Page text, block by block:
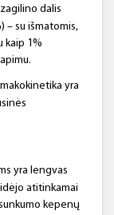
dalis
– su išmatomis,
kaip 1%
yra
yra lengvas
atitinkamai
kepenų